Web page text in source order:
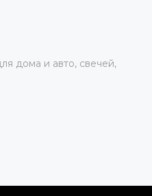
дома и авто, свечей,